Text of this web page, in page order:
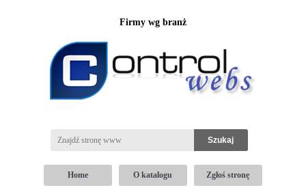
Firmy wg branż
Home O katalogu Zgłoś stronę